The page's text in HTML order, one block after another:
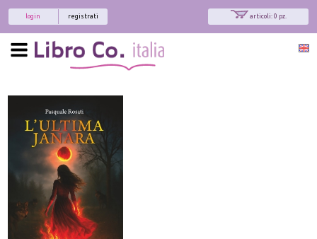
articoli: 0 pz.
registrati
login